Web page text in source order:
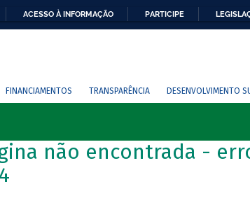
ACESSO À INFORMAÇÃO PARTICIPE
FINANCIAMENTOS TRANSPARÊNCIA DESENVOLVIMENTO
não encontrada -